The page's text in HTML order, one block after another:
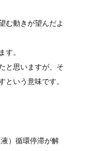
む動きが望んだよ
す。
と思いますが、そ
という意味です。
）循環停滞が解